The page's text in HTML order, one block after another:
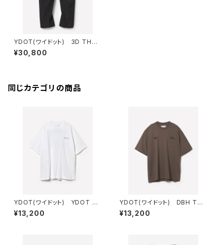
YDOT(ワイドット) 3D THCH
PANTS STANDARD
¥30,800
同じカテゴリの商品
YDOT(ワイドット) YDOT M
OUNTAIN T SHIRT
¥13,200
YDOT(ワイドット) DBH TSH
IRT
¥13,200